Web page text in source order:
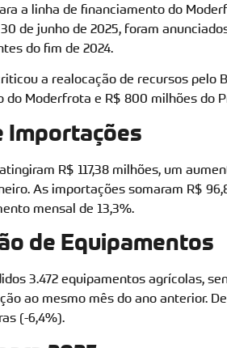
a linha de financiamento do
de junho de 2025, foram
do fim de 2024.
a realocação de recursos pelo
do Moderfrota e R$ 800 milhões do
Importações
R$ 117,38 milhões, um
As importações somaram R$
mensal de 13,3%.
de Equipamentos
3.472 equipamentos agrícolas,
ao mesmo mês do ano anterior.
(-6,4%).